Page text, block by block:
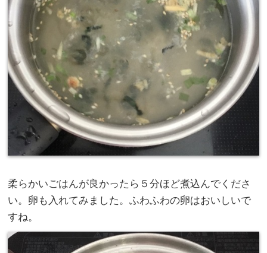
柔らかいごはんが良かったら５分ほど煮込んでくださ
い。卵も入れてみました。ふわふわの卵はおいしいで
すね。